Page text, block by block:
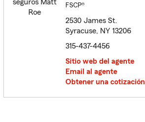
FSCP®
2530 James St.
Syracuse, NY 13206
315-437-4456
Sitio web del agente
Email al agente
Obtener una cotización